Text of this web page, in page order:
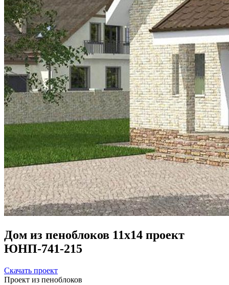
Дом из пеноблоков 11х14 проект
ЮНП-741-215
Скачать проект
Проект из пеноблоков